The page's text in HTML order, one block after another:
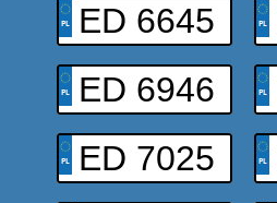
ED 6645
ED 6946
ED 7025